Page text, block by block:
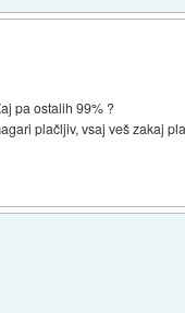
pa ostalih 99% ?
plačljiv, vsaj veš zakaj